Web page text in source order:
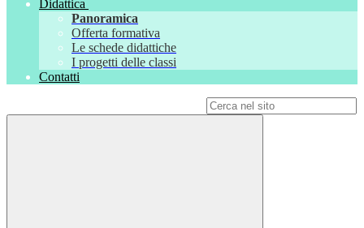
Didattica
Panoramica
Offerta formativa
Le schede didattiche
I progetti delle classi
Contatti